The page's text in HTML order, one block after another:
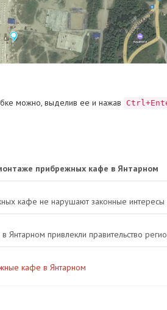
можно, выделив ее и нажав
прибрежных кафе в Янтарном
кафе не нарушают законные
привлекли правительство
кафе в Янтарном